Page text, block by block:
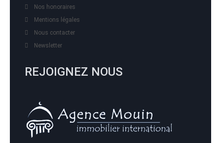
Nos honoraires
Mentions légales
Nous contacter
Newsletter
REJOIGNEZ NOUS